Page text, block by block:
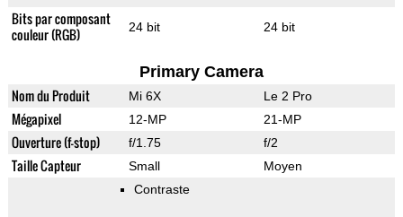
Bits par composant
couleur (RGB)
24 bit 24 bit
Primary Camera
Nom du Produit Mi 6X Le 2 Pro
Mégapixel 12-MP 21-MP
Ouverture (f-stop) f/1.75 f/2
Taille Capteur Small Moyen
Contraste